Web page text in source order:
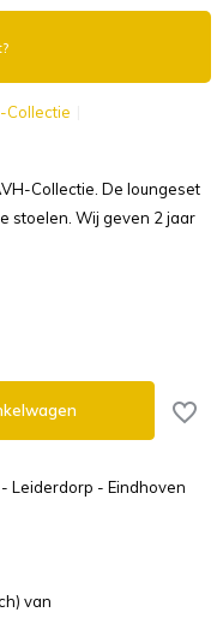
Collectie
Collectie. De loungeset
stoelen. Wij geven 2 jaar
Leiderdorp - Eindhoven
van